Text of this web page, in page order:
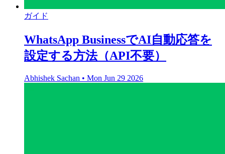
ガイド
WhatsApp BusinessでAI自動応答を
設定する方法（API不要）
Abhishek Sachan • Mon Jun 29 2026